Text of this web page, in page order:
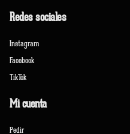
Redes sociales
Instagram
Facebook
TikTok
Mi cuenta
Pedir